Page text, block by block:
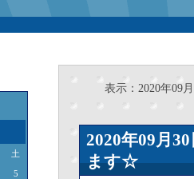
土
5
表示：2020年09月
2020年09
ます☆